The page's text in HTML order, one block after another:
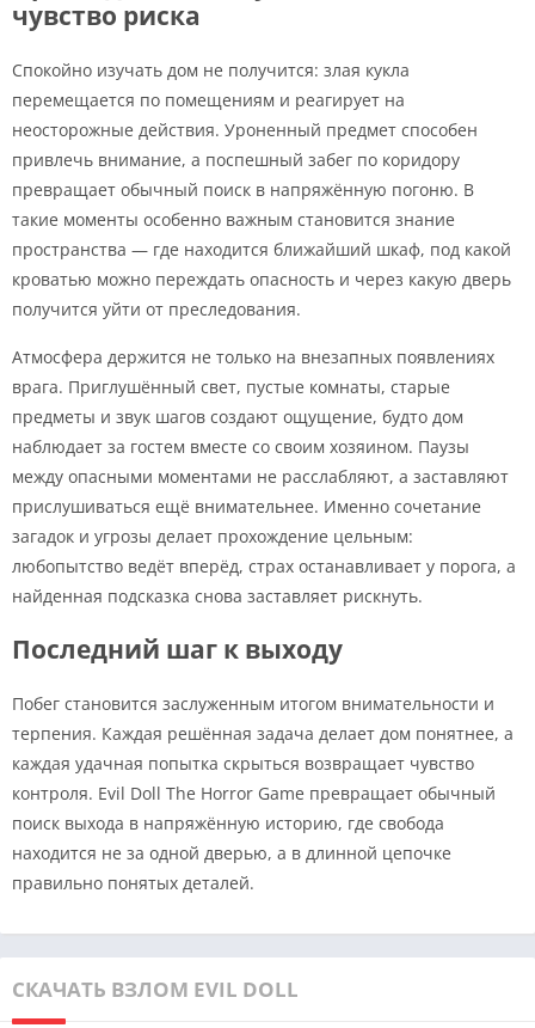
чувство риска
Спокойно изучать дом не получится: злая кукла
перемещается по помещениям и реагирует на
неосторожные действия. Уроненный предмет способен
привлечь внимание, а поспешный забег по коридору
превращает обычный поиск в напряжённую погоню. В
такие моменты особенно важным становится знание
пространства — где находится ближайший шкаф, под какой
кроватью можно переждать опасность и через какую дверь
получится уйти от преследования.
Атмосфера держится не только на внезапных появлениях
врага. Приглушённый свет, пустые комнаты, старые
предметы и звук шагов создают ощущение, будто дом
наблюдает за гостем вместе со своим хозяином. Паузы
между опасными моментами не расслабляют, а заставляют
прислушиваться ещё внимательнее. Именно сочетание
загадок и угрозы делает прохождение цельным:
любопытство ведёт вперёд, страх останавливает у порога, а
найденная подсказка снова заставляет рискнуть.
Последний шаг к выходу
Побег становится заслуженным итогом внимательности и
терпения. Каждая решённая задача делает дом понятнее, а
каждая удачная попытка скрыться возвращает чувство
контроля. Evil Doll The Horror Game превращает обычный
поиск выхода в напряжённую историю, где свобода
находится не за одной дверью, а в длинной цепочке
правильно понятых деталей.
СКАЧАТЬ ВЗЛОМ EVIL DOLL